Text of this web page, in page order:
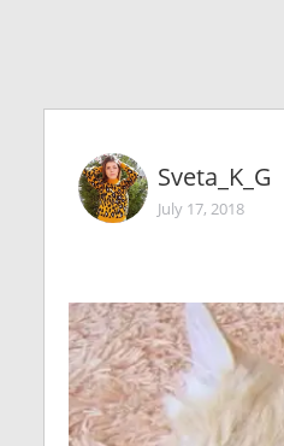
Sveta_K_G
July 17, 2018